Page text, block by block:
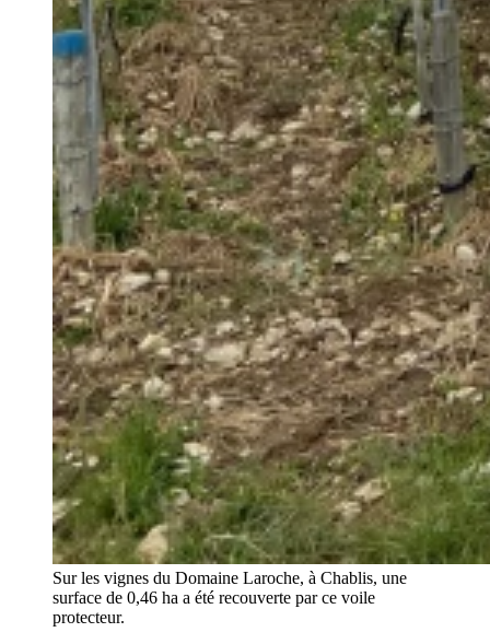
Sur les vignes du Domaine Laroche, à Chablis, une
surface de 0,46 ha a été recouverte par ce voile
protecteur.